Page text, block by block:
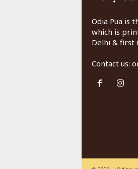
Odia Pua is
which is
Delhi & first
Contact us: